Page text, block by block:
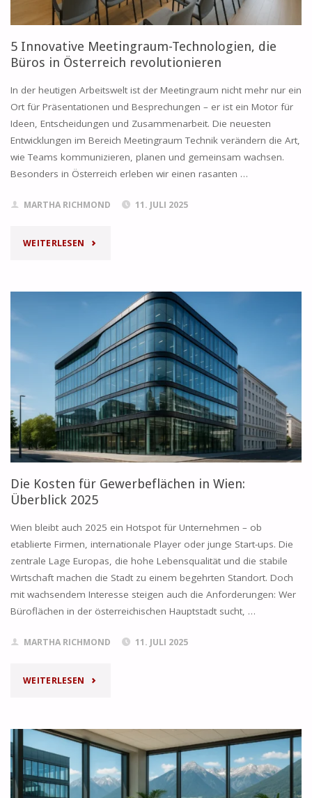
5 Innovative Meetingraum-Technologien, die
Büros in Österreich revolutionieren
In der heutigen Arbeitswelt ist der Meetingraum nicht mehr nur ein
Ort für Präsentationen und Besprechungen – er ist ein Motor für
Ideen, Entscheidungen und Zusammenarbeit. Die neuesten
Entwicklungen im Bereich Meetingraum Technik verändern die Art,
wie Teams kommunizieren, planen und gemeinsam wachsen.
Besonders in Österreich erleben wir einen rasanten …
MARTHA RICHMOND 11. JULI 2025
WEITERLESEN "5
MEETINGRAUM-
TECHNOLOGIEN,
DIE
BÜROS
IN
ÖSTERREICH
REVOLUTIONIEREN"
Die Kosten für Gewerbeflächen in Wien:
Überblick 2025
Wien bleibt auch 2025 ein Hotspot für Unternehmen – ob
etablierte Firmen, internationale Player oder junge Start-ups. Die
zentrale Lage Europas, die hohe Lebensqualität und die stabile
Wirtschaft machen die Stadt zu einem begehrten Standort. Doch
mit wachsendem Interesse steigen auch die Anforderungen: Wer
Büroflächen in der österreichischen Hauptstadt sucht, …
MARTHA RICHMOND 11. JULI 2025
WEITERLESEN "DIE
FÜR
GEWERBEFLÄCHEN
IN